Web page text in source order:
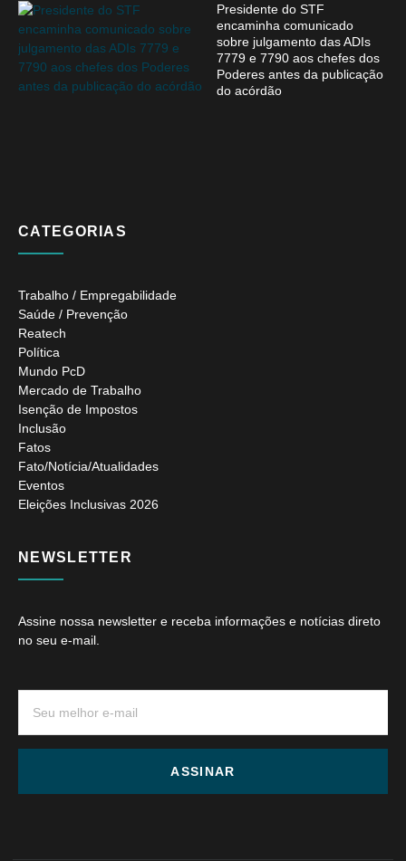
Presidente do STF
encaminha comunicado
sobre julgamento das ADIs
7779 e 7790 aos chefes dos
Poderes antes da publicação
do acórdão
CATEGORIAS
Trabalho / Empregabilidade
Saúde / Prevenção
Reatech
Política
Mundo PcD
Mercado de Trabalho
Isenção de Impostos
Inclusão
Fatos
Fato/Notícia/Atualidades
Eventos
Eleições Inclusivas 2026
NEWSLETTER
Assine nossa newsletter e receba informações e notícias direto
no seu e-mail.
ASSINAR